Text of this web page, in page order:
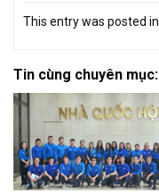
This entry was posted in
Tin cùng chuyên mục: